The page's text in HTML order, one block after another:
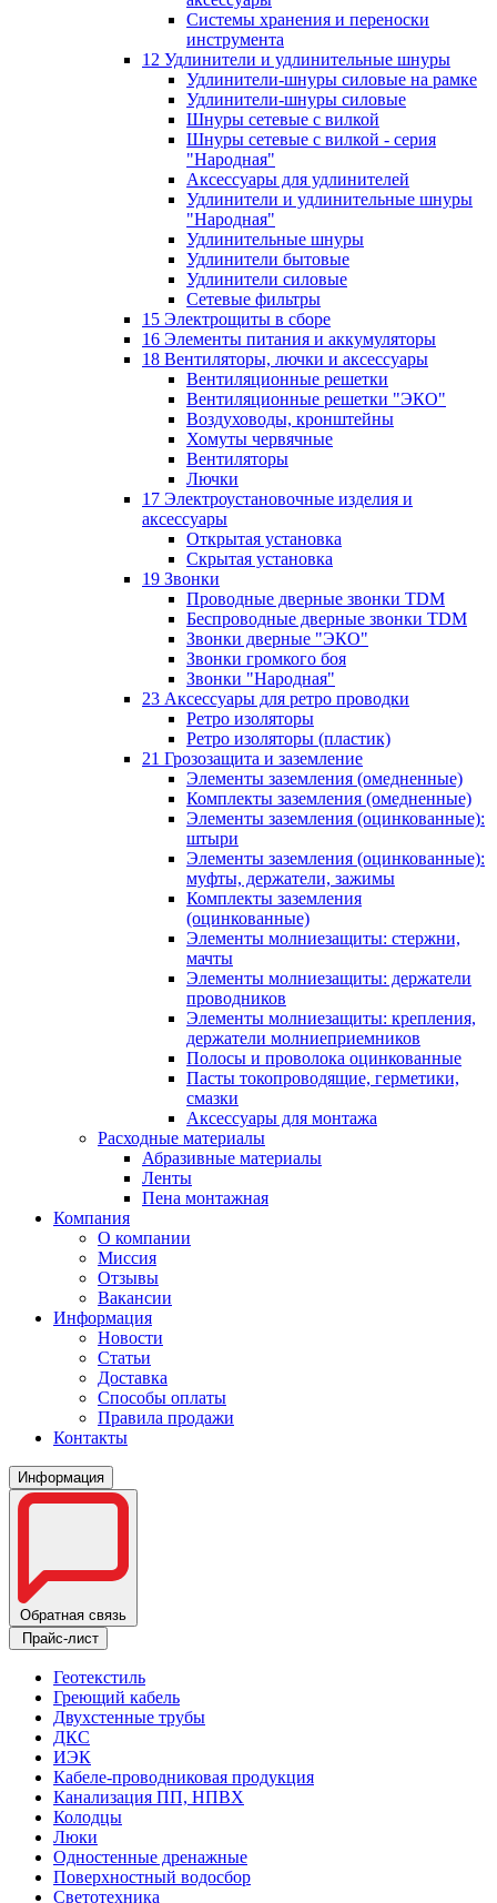
Системы хранения и переноски
инструмента
12 Удлинители и удлинительные шнуры
Удлинители-шнуры силовые на рамке
Удлинители-шнуры силовые
Шнуры сетевые с вилкой
Шнуры сетевые с вилкой - серия
"Народная"
Аксессуары для удлинителей
Удлинители и удлинительные шнуры
"Народная"
Удлинительные шнуры
Удлинители бытовые
Удлинители силовые
Сетевые фильтры
15 Электрощиты в сборе
16 Элементы питания и аккумуляторы
18 Вентиляторы, лючки и аксессуары
Вентиляционные решетки
Вентиляционные решетки "ЭКО"
Воздуховоды, кронштейны
Хомуты червячные
Вентиляторы
Лючки
17 Электроустановочные изделия и
аксессуары
Открытая установка
Скрытая установка
19 Звонки
Проводные дверные звонки TDM
Беспроводные дверные звонки TDM
Звонки дверные "ЭКО"
Звонки громкого боя
Звонки "Народная"
23 Аксессуары для ретро проводки
Ретро изоляторы
Ретро изоляторы (пластик)
21 Грозозащита и заземление
Элементы заземления (омедненные)
Комплекты заземления (омедненные)
Элементы заземления (оцинкованные):
штыри
Элементы заземления (оцинкованные):
муфты, держатели, зажимы
Комплекты заземления
(оцинкованные)
Элементы молниезащиты: стержни,
мачты
Элементы молниезащиты: держатели
проводников
Элементы молниезащиты: крепления,
держатели молниеприемников
Полосы и проволока оцинкованные
Пасты токопроводящие, герметики,
смазки
Аксессуары для монтажа
Расходные материалы
Абразивные материалы
Ленты
Пена монтажная
Компания
О компании
Миссия
Отзывы
Вакансии
Информация
Новости
Статьи
Доставка
Способы оплаты
Правила продажи
Контакты
Информация
Обратная связь
Прайс-лист
Геотекстиль
Греющий кабель
Двухстенные трубы
ДКС
ИЭК
Кабеле-проводниковая продукция
Канализация ПП, НПВХ
Колодцы
Люки
Одностенные дренажные
Поверхностный водосбор
Светотехника